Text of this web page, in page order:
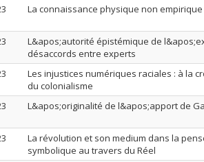
La connaissance physique non
L&apos;autorité épistémique de
désaccords entre experts
Les injustices numériques raciales : à la
du colonialisme
L&apos;originalité de l&apos;apport de
La révolution et son medium dans la
symbolique au travers du Réel